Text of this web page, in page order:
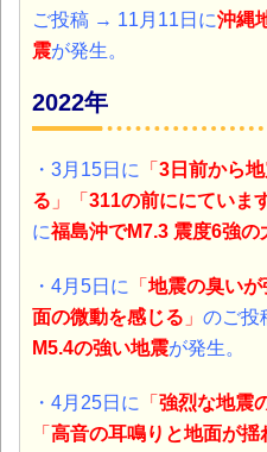
ご投稿 → 11月11日に沖縄
震が発生。
2022年
・3月15日 に 「 3日前から
る 」「 311の前ににていま
に福島沖でM7.3 震度6強の
・4月5日 に 「 地震の臭い
面の微動を感じる 」 のご投
M5.4の強い地震が発生。
・4月25日 に 「 強烈な地震
「 高音の耳鳴りと地面が